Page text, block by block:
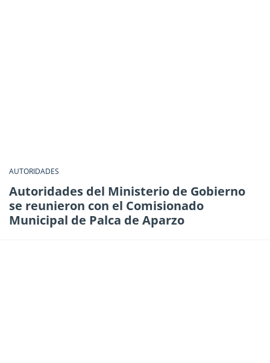
AUTORIDADES
Autoridades del Ministerio de Gobierno
se reunieron con el Comisionado
Municipal de Palca de Aparzo